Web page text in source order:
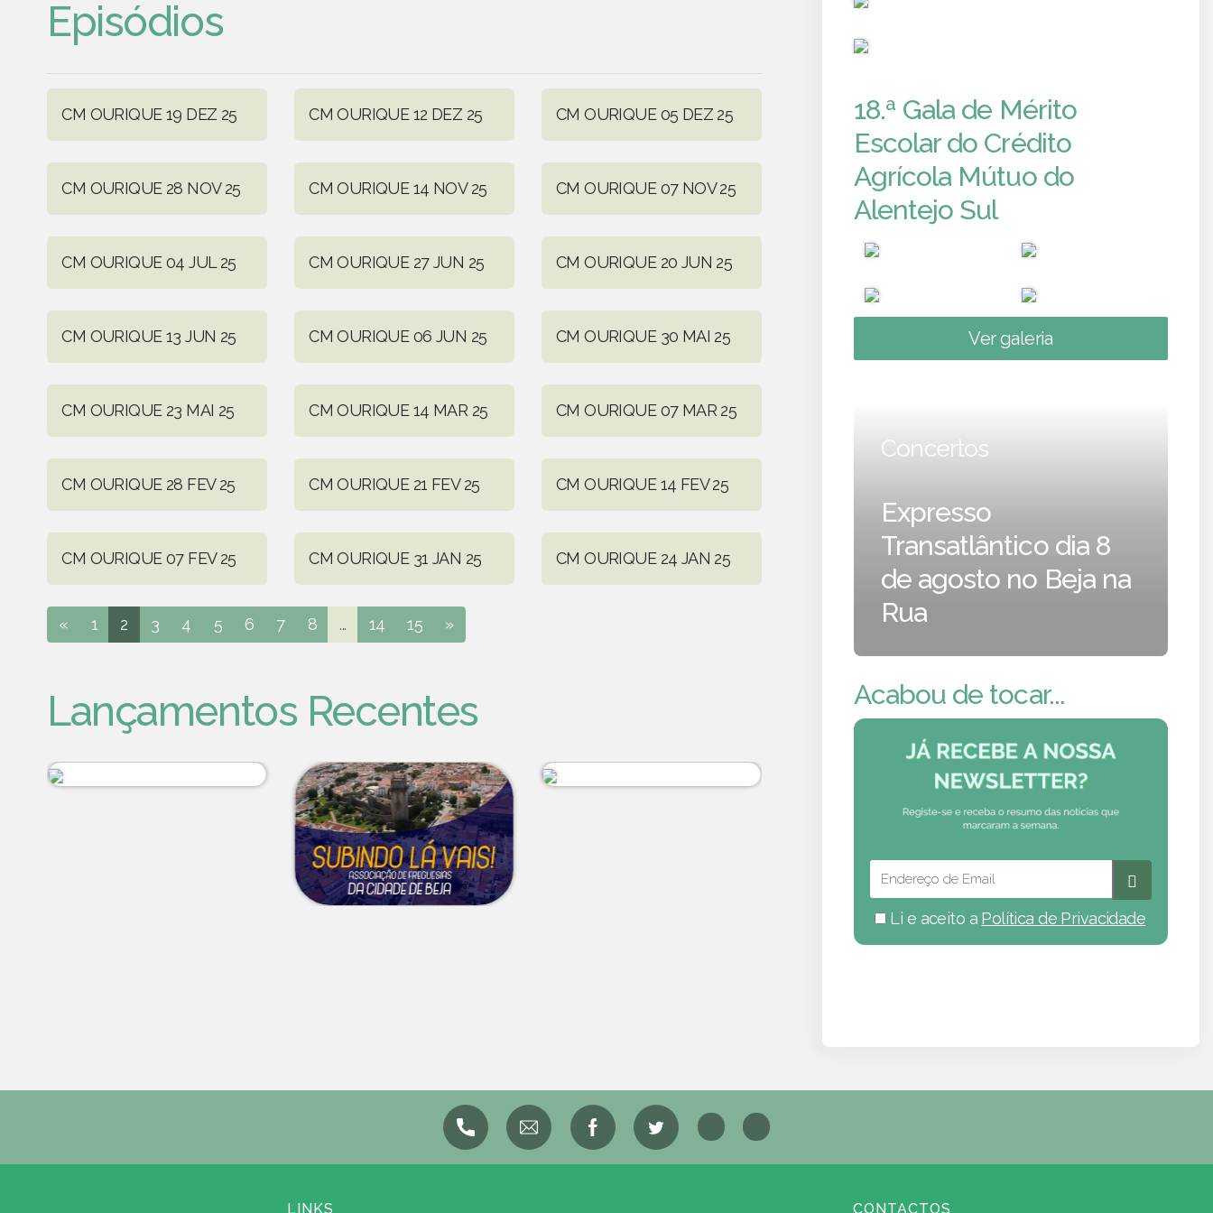
Episódios
CM OURIQUE 19 DEZ 25 CM OURIQUE 12 DEZ 25 CM OURIQUE 05 DEZ 25
CM OURIQUE 28 NOV 25 CM OURIQUE 14 NOV 25 CM OURIQUE 07 NOV 25
CM OURIQUE 04 JUL 25 CM OURIQUE 27 JUN 25 CM OURIQUE 20 JUN 25
CM OURIQUE 13 JUN 25 CM OURIQUE 06 JUN 25 CM OURIQUE 30 MAI 25
CM OURIQUE 23 MAI 25 CM OURIQUE 14 MAR 25 CM OURIQUE 07 MAR 25
CM OURIQUE 28 FEV 25 CM OURIQUE 21 FEV 25 CM OURIQUE 14 FEV 25
CM OURIQUE 07 FEV 25 CM OURIQUE 31 JAN 25 CM OURIQUE 24 JAN 25
« 1 2 3 4 5 6 7 8 ... 14 15 »
Lançamentos Recentes
18.ª Gala de Mérito
Escolar do Crédito
Agrícola Mútuo do
Alentejo Sul
Ver galeria
Concertos
Expresso
Transatlântico dia 8
de agosto no Beja na
Rua
Acabou de tocar...
Li e aceito a Política de Privacidade
LINKS CONTACTOS